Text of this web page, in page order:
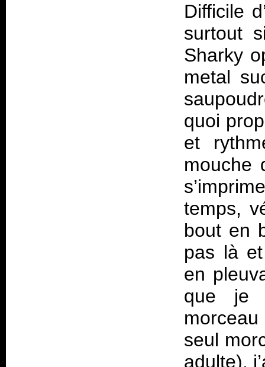
Difficile
surtout
Sharky
metal
quoi
et
mouche
temps,
bout en
pas là
en
que je
seul
adulte),